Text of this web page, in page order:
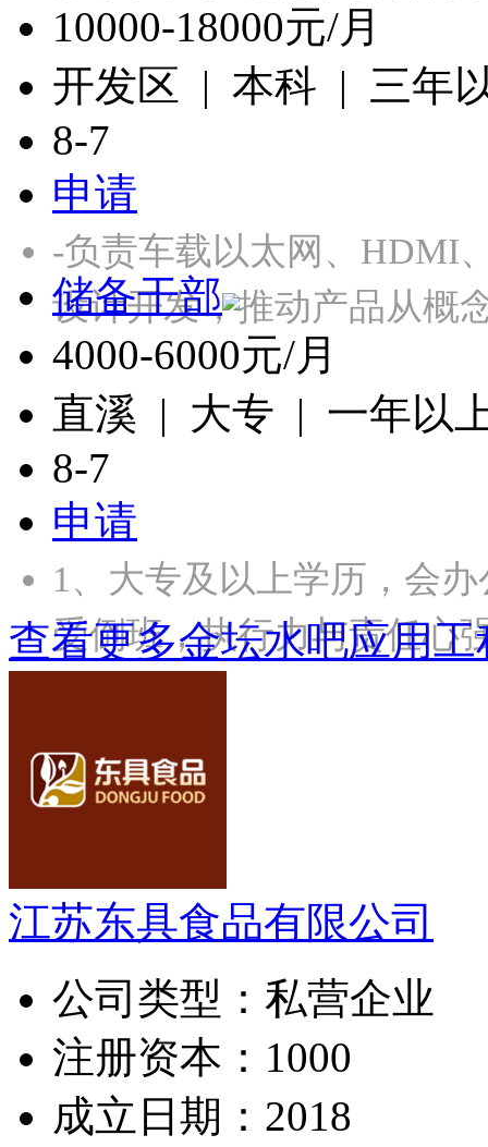
10000-18000元/月
开发区 | 本科 | 三年
8-7
申请
-负责车载以太网、HDMI
设计开发，推动产品从
储备干部
4000-6000元/月
直溪 | 大专 | 一年以
8-7
申请
1、大专及以上学历，会
受倒班，执行力与责任
查看更多金坛水吧应用
江苏东具食品有限公司
公司类型： 私营企业
注册资本： 1000
成立日期： 2018